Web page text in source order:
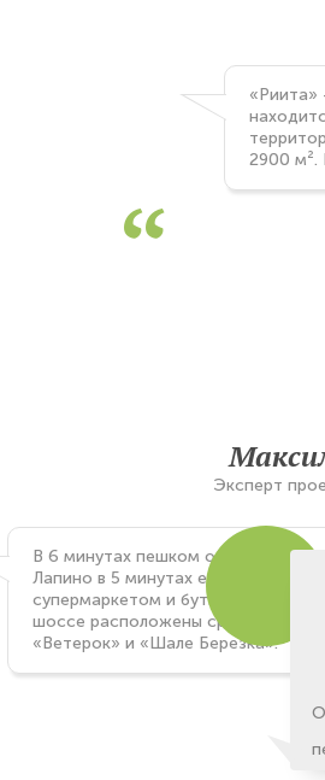
«Риита»
2900 м².
Эксперт
В 6 минутах пешком от поселка
Лапино в 5 минутах езды открыт
супермаркетом и бутиками. В 15
шоссе расположены сразу
«Ветерок» и «Шале Березка».